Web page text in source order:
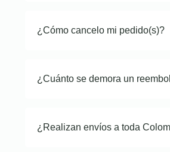
¿Cómo cancelo mi pedido(s)?
¿Cuánto se demora un
¿Realizan envíos a toda